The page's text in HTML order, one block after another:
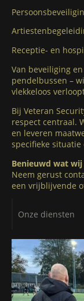
Receptie- en
Van beveiliging
pendelbussen –
vlekkeloos
Bij Veteran
respect centraal.
en leveren
specifieke situatie
Benieuwd wat
Neem gerust
een vrijblijvende
Onze diensten